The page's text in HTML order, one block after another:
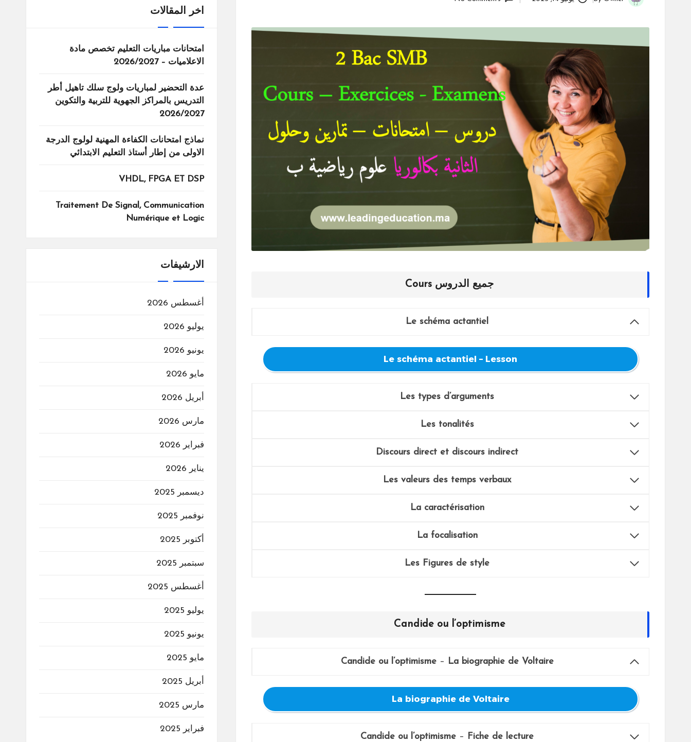
Posted
جميع الدروس Cours
Le schéma actantiel
Le schéma actantiel – Lesson
Les types d’arguments
Les tonalités
Discours direct et discours indirect
Les valeurs des temps verbaux
La caractérisation
La focalisation
Les Figures de style
Candide ou l’optimisme
Candide ou l’optimisme– La biographie de Voltaire
La biographie de Voltaire
Candide ou l’optimisme – Fiche de lecture
اخر المقالات
امتحانات مباريات التعليم تخصص مادة
الاعلاميات – 2026/2027
عدة التحضير لمباريات ولوج سلك تاهيل أطر
التدريس بالمراكز الجهوية للتربية والتكوين
2026/2027
نماذج امتحانات الكفاءة المهنية لولوج الدرجة
الاولى من إطار أستاذ التعليم الابتدائي
VHDL, FPGA ET DSP
Traitement De Signal, Communication
Numérique et Logic
الارشيفات
أغسطس 2026
يوليو 2026
يونيو 2026
مايو 2026
أبريل 2026
مارس 2026
فبراير 2026
يناير 2026
ديسمبر 2025
نوفمبر 2025
أكتوبر 2025
سبتمبر 2025
أغسطس 2025
يوليو 2025
يونيو 2025
مايو 2025
أبريل 2025
مارس 2025
فبراير 2025